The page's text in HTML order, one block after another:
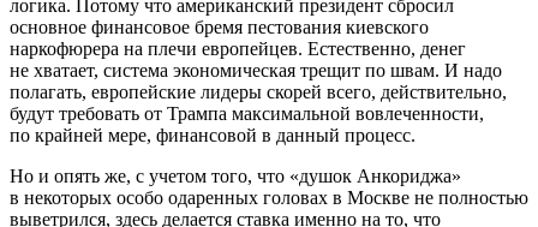
логика. Потому что американский президент сбросил
основное финансовое бремя пестования киевского
наркофюрера на плечи европейцев. Естественно, денег
не хватает, система экономическая трещит по швам. И надо
полагать, европейские лидеры скорей всего, действительно,
будут требовать от Трампа максимальной вовлеченности,
по крайней мере, финансовой в данный процесс.
Но и опять же, с учетом того, что «душок Анкориджа»
в некоторых особо одаренных головах в Москве не полностью
выветрился, здесь делается ставка именно на то, что